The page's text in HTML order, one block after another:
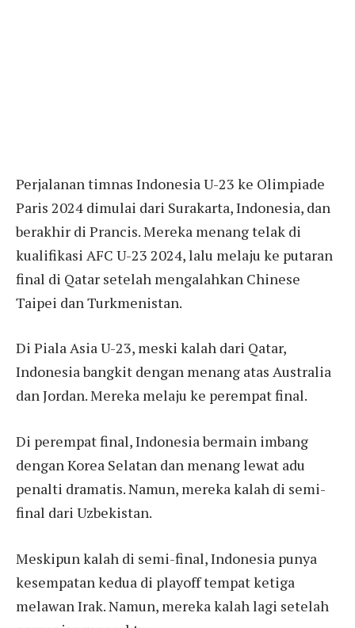
Perjalanan timnas Indonesia U-23 ke Olimpiade
Paris 2024 dimulai dari Surakarta, Indonesia, dan
berakhir di Prancis. Mereka menang telak di
kualifikasi AFC U-23 2024, lalu melaju ke putaran
final di Qatar setelah mengalahkan Chinese
Taipei dan Turkmenistan.
Di Piala Asia U-23, meski kalah dari Qatar,
Indonesia bangkit dengan menang atas Australia
dan Jordan. Mereka melaju ke perempat final.
Di perempat final, Indonesia bermain imbang
dengan Korea Selatan dan menang lewat adu
penalti dramatis. Namun, mereka kalah di semi-
final dari Uzbekistan.
Meskipun kalah di semi-final, Indonesia punya
kesempatan kedua di playoff tempat ketiga
melawan Irak. Namun, mereka kalah lagi setelah